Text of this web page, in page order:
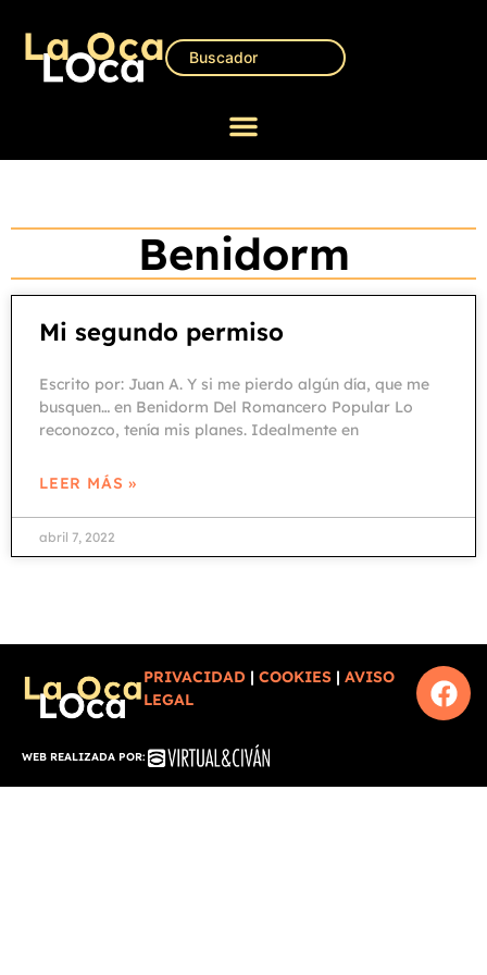
Benidorm
Mi segundo permiso
Escrito por: Juan A. Y si me pierdo algún día, que me
busquen… en Benidorm Del Romancero Popular Lo
reconozco, tenía mis planes. Idealmente en
LEER MÁS »
abril 7, 2022
PRIVACIDAD | COOKIES | AVISO
LEGAL
WEB REALIZADA POR: